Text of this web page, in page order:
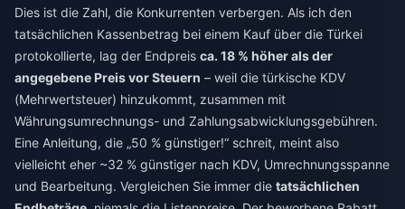
Dies ist die Zahl, die Konkurrenten verbergen. Als ich den
tatsächlichen Kassenbetrag bei einem Kauf über die Türkei
protokollierte, lag der Endpreis ca. 18 % höher als der
angegebene Preis vor Steuern – weil die türkische KDV
(Mehrwertsteuer) hinzukommt, zusammen mit
Währungsumrechnungs- und Zahlungsabwicklungsgebühren.
Eine Anleitung, die „50 % günstiger!“ schreit, meint also
vielleicht eher ~32 % günstiger nach KDV, Umrechnungsspanne
und Bearbeitung. Vergleichen Sie immer die tatsächlichen